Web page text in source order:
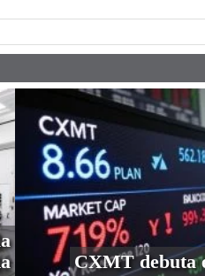
CXMT debuta